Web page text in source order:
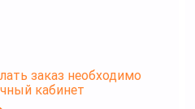
заказ необходимо
кабинет